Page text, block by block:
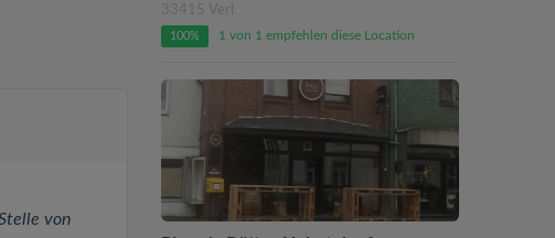
von
33415 Verl
100% 1 von 1 empfehlen diese Location